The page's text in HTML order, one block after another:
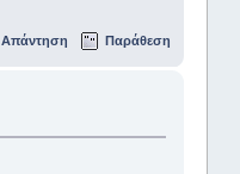
Απάντηση Παράθεση